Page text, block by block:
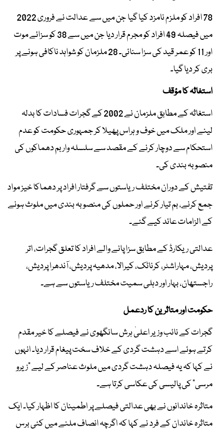
78 افراد کو ملزم نامزد کیا گیا جن میں سے عدالت نے فروری 2022
میں فیصلہ 49 افراد کو مجرم قرار دیا جن میں سے 38 کو سزائے موت
اور 11 کو عمر قید کی سزا سنائی۔ 28 ملزمان کو شواہد ناکافی ہونے پر
بری کر دیا گیا۔
استغاثہ کا مؤقف
استغاثہ کے مطابق ملزمان نے 2002 کے گجرات فسادات کا بدلہ
لینے اور ملک میں خوف و ہراس پھیلا کر جمہوری حکومت کو عدم
استحکام سے دوچار کرنے کے مقصد سے سلسلہ وار بم دھماکوں کی
منصوبہ بندی کی۔
تفتیش کے دوران مختلف ریاستوں سے گرفتار افراد پر دھماکا خیز مواد
جمع کرنے، بم تیار کرنے اور حملوں کی منصوبہ بندی میں ملوث ہونے
کے الزامات عائد کیے گئے۔
عدالتی ریکارڈ کے مطابق سزا پانے والے افراد کا تعلق گجرات، اتر
پردیش، مہاراشٹر، کرناٹک، کیرالا، مدھیہ پردیش، آندھرا پردیش،
راجستھان، بہار اور دہلی سمیت مختلف ریاستوں سے ہے۔
حکومت اور متاثرین کا ردعمل
گجرات کے نائب وزیر اعلیٰ ہرش سانگھوی نے فیصلے کا خیر مقدم
کرتے ہوئے اسے دہشت گردی کے خلاف سخت پیغام قرار دیا۔ انہوں
نے کہا کہ یہ فیصلہ دہشت گردی میں ملوث عناصر کے لیے "زیرو
مرسی" کی پالیسی کی عکاسی کرتا ہے۔
متاثرہ خاندانوں نے بھی عدالتی فیصلے پر اطمینان کا اظہار کیا۔ ایک
متاثرہ خاندان کے فرد نے کہا کہ اگرچہ انصاف ملنے میں کئی برس